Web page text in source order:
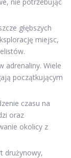
głębszych
miejsc,
adrenaliny. Wiele
początkującym
czasu na
oraz
okolicy z
drużynowy,